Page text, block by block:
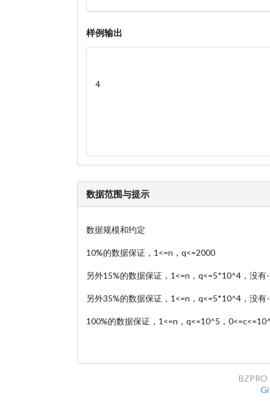
样例输出
4
数据范围与提示
数据规模和约定
10%的数据保证，1<=n，q<=2000
另外15%的数据保证，1<=n，q<=5*10^4，没有
另外35%的数据保证，1<=n，q<=5*10^4，没有
100%的数据保证，1<=n，q<=10^5，
BZPRO